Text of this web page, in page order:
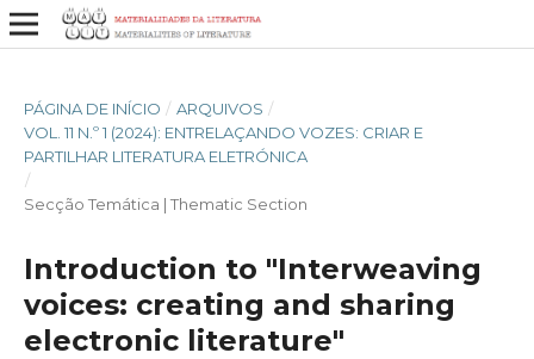
PÁGINA DE INÍCIO / ARQUIVOS /
VOL. 11 N.º 1 (2024): ENTRELAÇANDO VOZES: CRIAR E
PARTILHAR LITERATURA ELETRÓNICA
/
Secção Temática | Thematic Section
Introduction to "Interweaving
voices: creating and sharing
electronic literature"